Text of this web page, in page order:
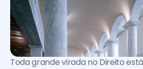
Toda grande virada no Direito